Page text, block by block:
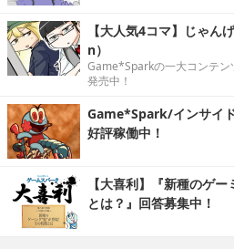
【大人気4コマ】じゃ
n）
Game*Sparkの一大コンテ
発売中！
Game*Spark/インサイ
好評稼働中！
【大喜利】『新種のゲ
とは？』回答募集中！